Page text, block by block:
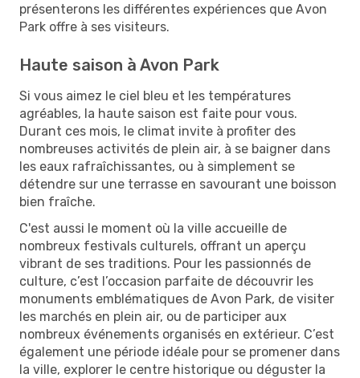
présenterons les différentes expériences que Avon
Park offre à ses visiteurs.
Haute saison à Avon Park
Si vous aimez le ciel bleu et les températures
agréables, la haute saison est faite pour vous.
Durant ces mois, le climat invite à profiter des
nombreuses activités de plein air, à se baigner dans
les eaux rafraîchissantes, ou à simplement se
détendre sur une terrasse en savourant une boisson
bien fraîche.
C'est aussi le moment où la ville accueille de
nombreux festivals culturels, offrant un aperçu
vibrant de ses traditions. Pour les passionnés de
culture, c’est l’occasion parfaite de découvrir les
monuments emblématiques de Avon Park, de visiter
les marchés en plein air, ou de participer aux
nombreux événements organisés en extérieur. C’est
également une période idéale pour se promener dans
la ville, explorer le centre historique ou déguster la